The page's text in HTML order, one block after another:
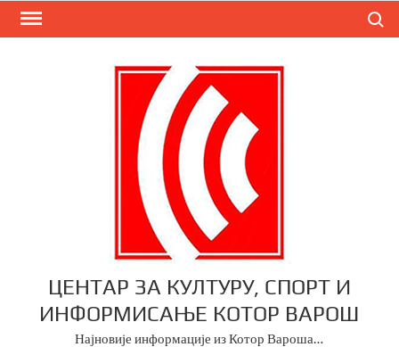
Skip
ЦЕНТАР ЗА КУЛТУРУ, СПОРТ И
ИНФОРМИСАЊЕ КОТОР ВАРОШ
Најновије информације из Котор Вароша…